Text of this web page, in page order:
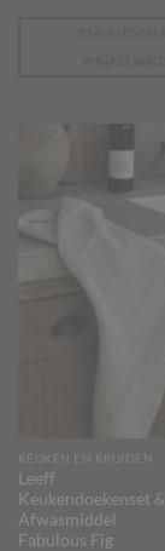
KEUKEN EN KRUIDEN
Leeff
Keukendoekenset &
Afwasmiddel
Fabulous Fig